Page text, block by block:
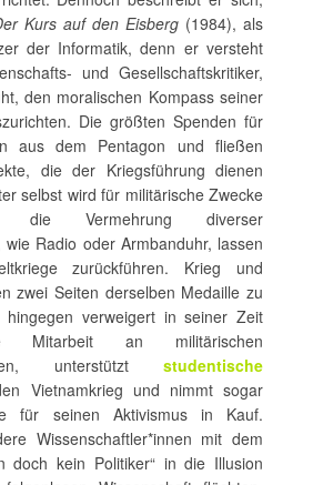
Kurs auf den Eisberg (1984), als
der Informatik, denn er versteht
und Gesellschaftskritiker,
den moralischen Kompass seiner
Die größten Spenden für
aus dem Pentagon und fließen
die der Kriegsführung dienen
selbst wird für militärische Zwecke
die Vermehrung diverser
wie Radio oder Armbanduhr, lassen
zurückführen. Krieg und
zwei Seiten derselben Medaille zu
hingegen verweigert in seiner Zeit
an militärischen
unterstützt studentische
Vietnamkrieg und nimmt sogar
für seinen Aktivismus in Kauf.
Wissenschaftler*innen mit dem
doch kein Politiker“ in die Illusion